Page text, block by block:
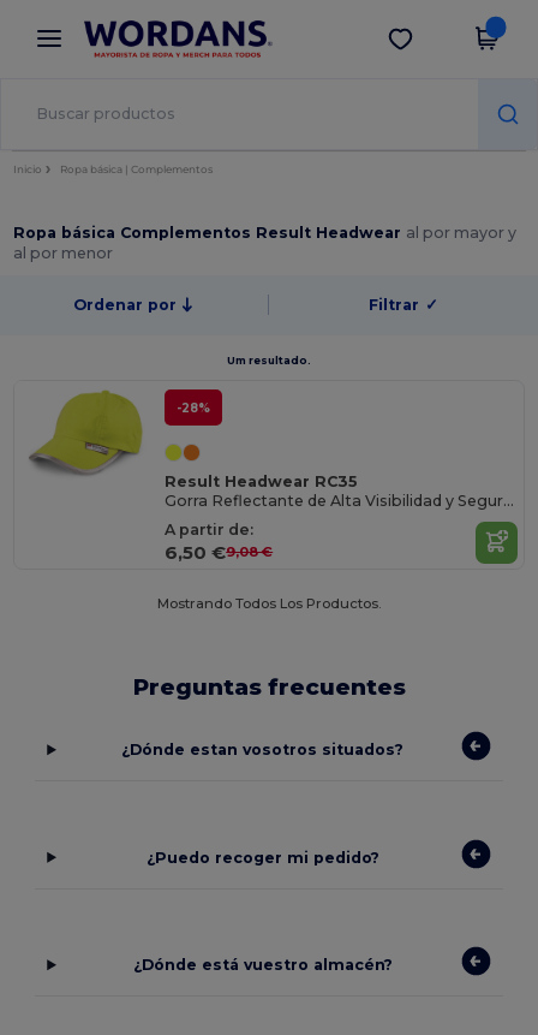
× App de Wordans
¡Mejores precios en app!
Descargar app
Inicio Ropa básica | Complementos
Ropa básica Complementos Result Headwear al por mayor y
al por menor
Ordenar por Filtrar ✓
Um resultado.
-28%
Result Headwear RC35
Gorra Reflectante de Alta Visibilidad y Seguridad
A partir de:
6,50 €9,08 €
Mostrando Todos Los Productos.
Preguntas frecuentes
¿Dónde estan vosotros situados?
¿Puedo recoger mi pedido?
¿Dónde está vuestro almacén?